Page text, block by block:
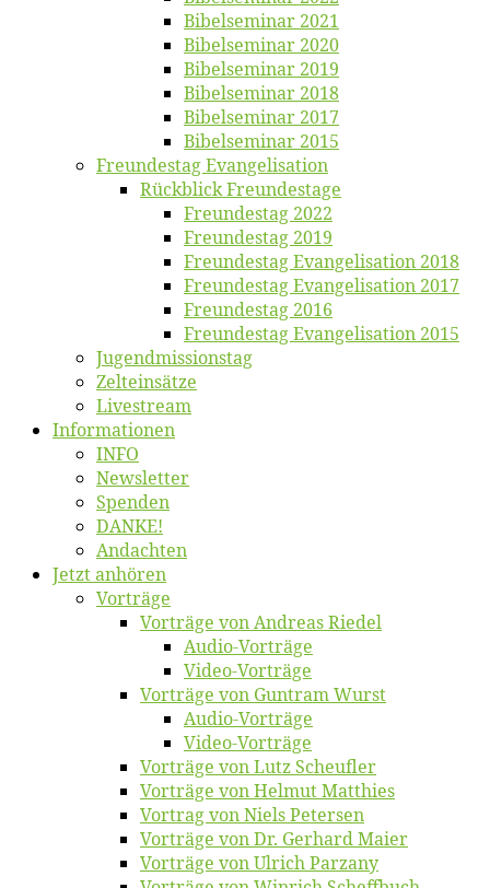
Bi­bel­se­mi­nar 2021
Bi­bel­se­mi­nar 2020
Bi­bel­se­mi­nar 2019
Bi­bel­se­mi­nar 2018
Bibelsemi­nar 2017
Bibelsemi­nar 2015
Freun­des­tag Evangelisation
Rück­blick Freundestage
Freun­des­tag 2022
Freun­des­tag 2019
Freun­des­tag Evan­ge­li­sa­ti­on 2018
Freun­des­tag Evan­ge­li­sa­ti­on 2017
Freun­des­tag 2016
Freun­des­tag Evan­ge­li­sa­ti­on 2015
Jugend­mis­sions­tag
Zelt­ein­sät­ze
Live­stream
Informatio­nen
INFO
News­let­ter
Spen­den
DANKE!
An­dach­ten
Jetzt an­hö­ren
Vor­trä­ge
Vor­trä­ge von An­dre­as Riedel
Au­dio-Vor­trä­ge
Vi­deo-Vor­trä­ge
Vor­trä­ge von Gun­tram Wurst
Au­dio-Vor­trä­ge
Vi­deo-Vor­trä­ge
Vor­trä­ge von Lutz Scheufler
Vor­trä­ge von Hel­mut Matthies
Vor­trag von Niels Petersen
Vor­trä­ge von Dr. Ger­hard Maier
Vor­trä­ge von Ul­rich Parzany